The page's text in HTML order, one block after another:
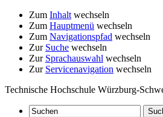
Zum Inhalt wechseln
Zum Hauptmenü wechseln
Zum Navigationspfad wechseln
Zur Suche wechseln
Zur Sprachauswahl wechseln
Zur Servicenavigation wechseln
Technische Hochschule Würzburg-